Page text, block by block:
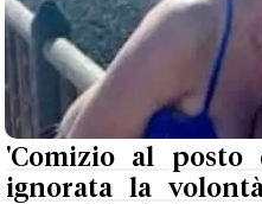
'Comizio al
ignorata la